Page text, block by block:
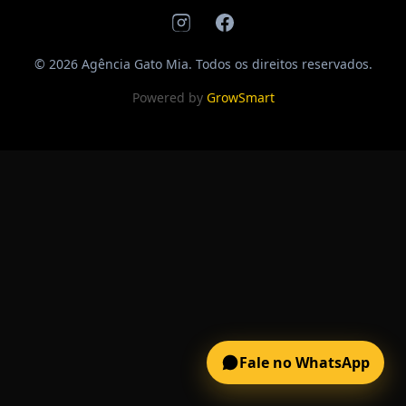
© 2026 Agência Gato Mia. Todos os direitos reservados.
Powered by GrowSmart
Fale no WhatsApp